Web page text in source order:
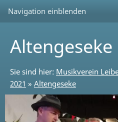
Navigation einblenden
Altengeseke
Sie sind hier: Musikverein
2021 » Altengeseke